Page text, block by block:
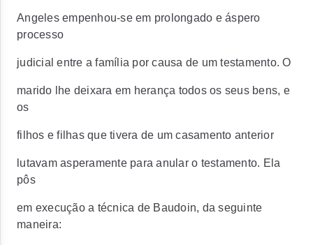
Angeles empenhou-se em prolongado e áspero
processo
judicial entre a família por causa de um testamento. O
marido lhe deixara em herança todos os seus bens, e
os
filhos e filhas que tivera de um casamento anterior
lutavam asperamente para anular o testamento. Ela
pôs
em execução a técnica de Baudoin, da seguinte
maneira: